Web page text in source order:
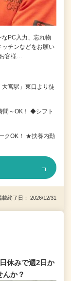
PC入力、忘れ物
チンなどをお願い
客様…
宮駅」東口より徒
間～OK！ ◆シフト
クOK！ ★扶養内勤
終了日： 2026/12/31
休みで週2日か
んか？